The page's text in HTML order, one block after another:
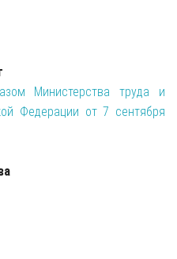
Министерства труда и
Федерации от 7 сентября